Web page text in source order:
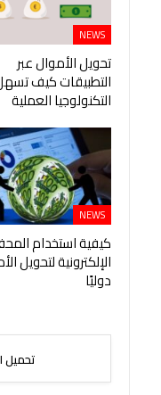
NEWS
تحويل الأموال عبر
التطبيقات كيف
التكنولوجيا العملية
NEWS
كيفية استخدام
الإلكترونية لتحويل
دوليًا
تحميل